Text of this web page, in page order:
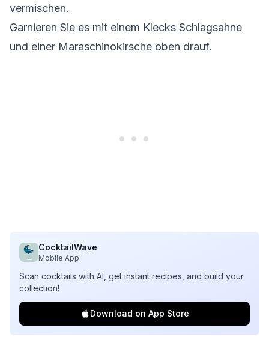
vermischen.
Garnieren Sie es mit einem Klecks Schlagsahne
und einer Maraschinokirsche oben drauf.
CocktailWave
Mobile App
Scan cocktails with AI, get instant recipes, and build your
collection!
Download on App Store